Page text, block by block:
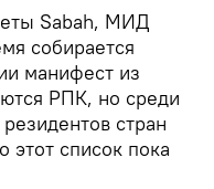
Sabah, МИД
собирается
манифест из
РПК, но среди
стран
список пока